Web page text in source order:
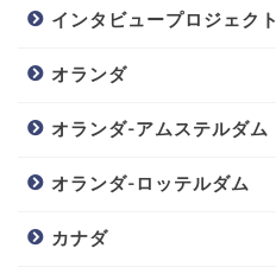
インタビュープロジェクト
オランダ
オランダ-アムステルダム
オランダ-ロッテルダム
カナダ